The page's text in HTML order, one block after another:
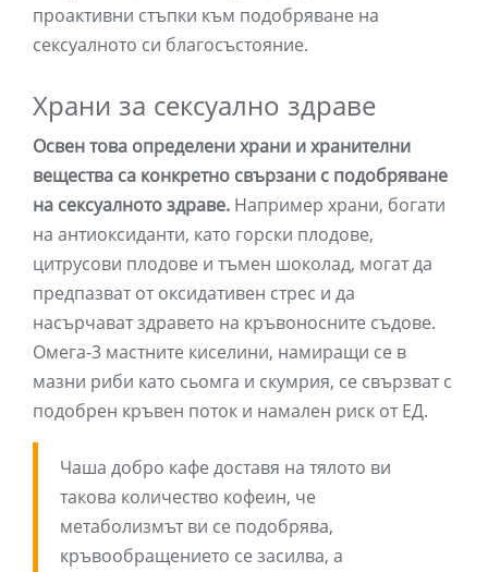
проактивни стъпки към подобряване на
сексуалното си благосъстояние.
Храни за сексуално здраве
Освен това определени храни и хранителни
вещества са конкретно свързани с подобряване
на сексуалното здраве. Например храни, богати
на антиоксиданти, като горски плодове,
цитрусови плодове и тъмен шоколад, могат да
предпазват от оксидативен стрес и да
насърчават здравето на кръвоносните съдове.
Омега-3 мастните киселини, намиращи се в
мазни риби като сьомга и скумрия, се свързват с
подобрен кръвен поток и намален риск от ЕД.
Чаша добро кафе доставя на тялото ви
такова количество кофеин, че
метаболизмът ви се подобрява,
кръвообращението се засилва, а